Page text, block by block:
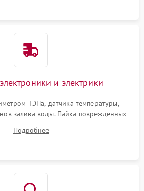
и электрики
ТЭНа, датчика температуры,
залива воды. Пайка поврежденных
проводки и контактов.
Подробнее